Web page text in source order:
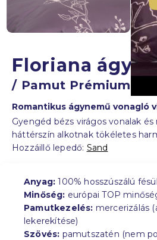
Floriana
/ Pamut Prémium-
Romantikus ágynemű vonagló
Gyengéd bézs virágos vonalak
háttérszín alkotnak tökéletes
Hozzáillő lepedő: Sand
Anyag: 100% hosszúszálú
Minőség: európai TOP
Pamutkezelés: mercerizálás
lekerekítése)
Szövés: pamutszatén (nem